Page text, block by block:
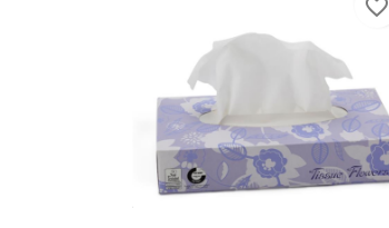
favorite_border